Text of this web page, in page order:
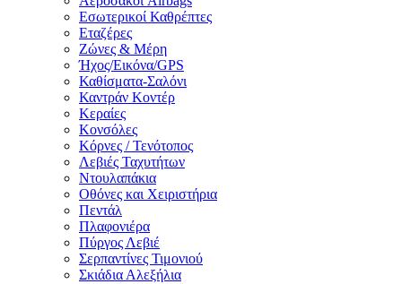
Εσωτερικοί Καθρέπτες
Εταζέρες
Ζώνες & Μέρη
Ήχος/Εικόνα/GPS
Καθίσματα-Σαλόνι
Καντράν Κοντέρ
Κεραίες
Κονσόλες
Κόρνες / Τενότοπος
Λεβιές Ταχυτήτων
Ντουλαπάκια
Οθόνες και Χειριστήρια
Πεντάλ
Πλαφονιέρα
Πύργος Λεβιέ
Σερπαντίνες Τιμονιού
Σκιάδια Αλεξήλια